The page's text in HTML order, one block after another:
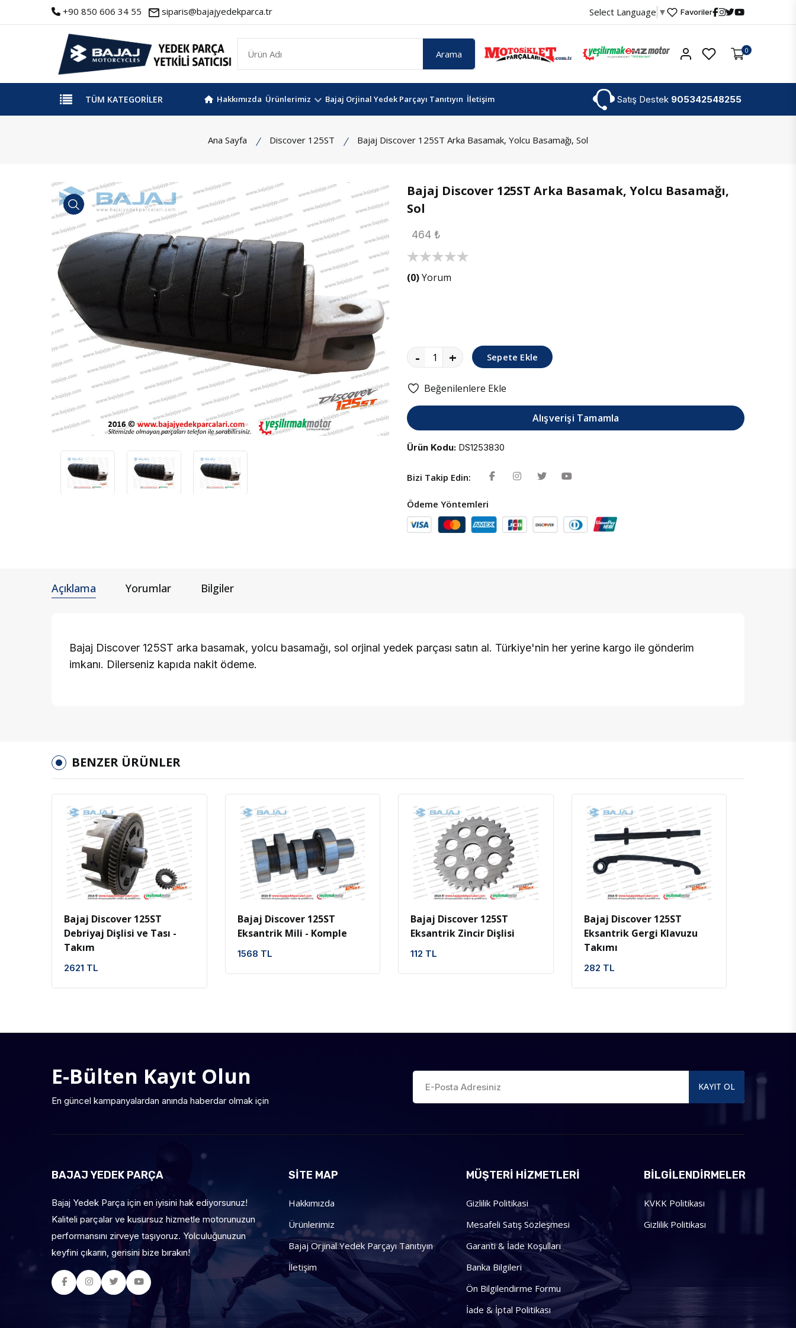
+90 850 606 34 55 siparis@bajajyedekparca.tr Select Language ▼ Favoriler
Arama Hesabım 0
TÜM KATEGORILER Hakkımızda Ürünlerimiz Bajaj Orjinal Yedek Parçayı Tanıtıyın İletişim Satış Destek 905342548255
Ana Sayfa Discover 125ST Bajaj Discover 125ST Arka Basamak, Yolcu Basamağı, Sol
İncele
Bajaj Discover 125ST Arka Basamak, Yolcu Basamağı,
Sol
464 ₺
(0)Yorum
- + Sepete Ekle
Beğenilenlere Ekle
Alışverişi Tamamla
Ürün Kodu: DS1253830
Bizi Takip Edin:
Ödeme Yöntemleri
Açıklama Yorumlar Bilgiler
Bajaj Discover 125ST arka basamak, yolcu basamağı, sol orjinal yedek parçası satın al. Türkiye'nin her yerine kargo ile gönderim
imkanı. Dilerseniz kapıda nakit ödeme.
BENZER ÜRÜNLER
İncele Favoriler
Bajaj Discover 125ST
Debriyaj Dişlisi ve Tası -
Takım
2621 TL
İncele Favoriler
Bajaj Discover 125ST
Eksantrik Mili - Komple
1568 TL
İncele Favoriler
Bajaj Discover 125ST
Eksantrik Zincir Dişlisi
112 TL
İncele Favoriler
Bajaj Discover 125ST
Eksantrik Gergi Klavuzu
Takımı
282 TL
E-Bülten Kayıt Olun
En güncel kampanyalardan anında haberdar olmak için
KAYIT OL
BAJAJ YEDEK PARÇA
Bajaj Yedek Parça için en iyisini hak ediyorsunuz!
Kaliteli parçalar ve kusursuz hizmetle motorunuzun
performansını zirveye taşıyoruz. Yolculuğunuzun
keyfini çıkarın, gerisini bize bırakın!
SİTE MAP
Hakkımızda
Ürünlerimiz
Bajaj Orjinal Yedek Parçayı Tanıtıyın
İletişim
MÜŞTERI HIZMETLERI
Gizlilik Politikasi
Mesafeli Satış Sözleşmesi
Garanti & İade Koşulları
Banka Bilgileri
Ön Bilgilendirme Formu
İade & İptal Politikası
BILGILENDIRMELER
KVKK Politikası
Gizlilik Politikası